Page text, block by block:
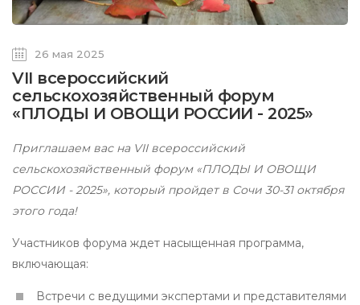
26 мая 2025
VII всероссийский
сельскохозяйственный форум
«ПЛОДЫ И ОВОЩИ РОССИИ - 2025»
Приглашаем вас на VII всероссийский
сельскохозяйственный форум «ПЛОДЫ И ОВОЩИ
РОССИИ - 2025», который пройдет в Сочи 30-31 октября
этого года!
Участников форума ждет насыщенная программа,
включающая:
Встречи с ведущими экспертами и представителями